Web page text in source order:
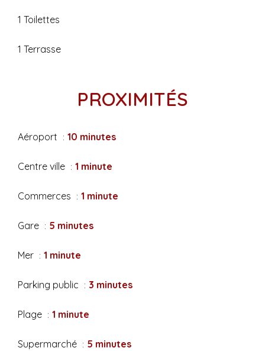
1 Toilettes
1 Terrasse
PROXIMITÉS
Aéroport 10 minutes
Centre ville 1 minute
Commerces 1 minute
Gare 5 minutes
Mer 1 minute
Parking public 3 minutes
Plage 1 minute
Supermarché 5 minutes